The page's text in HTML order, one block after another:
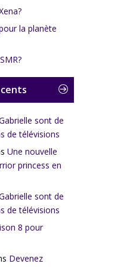
la planète
sont de
de télévisions
Une nouvelle
princess en
sont de
de télévisions
8 pour
Devenez